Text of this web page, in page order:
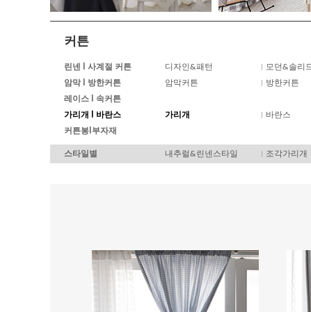
커튼
린넨 I 사계절 커튼 디자인&패턴 모던&솔리
암막 I 방한커튼
암막커튼
방한커튼
레이스 I 속커튼
가리개 I 바란스
가리개 바란스
커튼봉I부자재
스타일별 내추럴&린넨스타일 조각가리개